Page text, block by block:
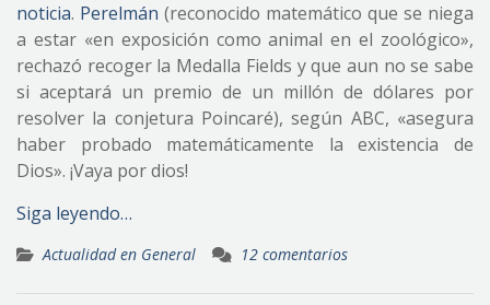
noticia. Perelmán (reconocido matemático que se niega
a estar «en exposición como animal en el zoológico»,
rechazó recoger la Medalla Fields y que aun no se sabe
si aceptará un premio de un millón de dólares por
resolver la conjetura Poincaré), según ABC, «asegura
haber probado matemáticamente la existencia de
Dios». ¡Vaya por dios!
Siga leyendo…
Actualidad en General 12 comentarios